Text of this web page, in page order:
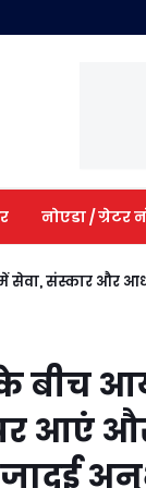
नोएडा / ग्रेटर
सेवा, संस्कार और
बीच
आएं